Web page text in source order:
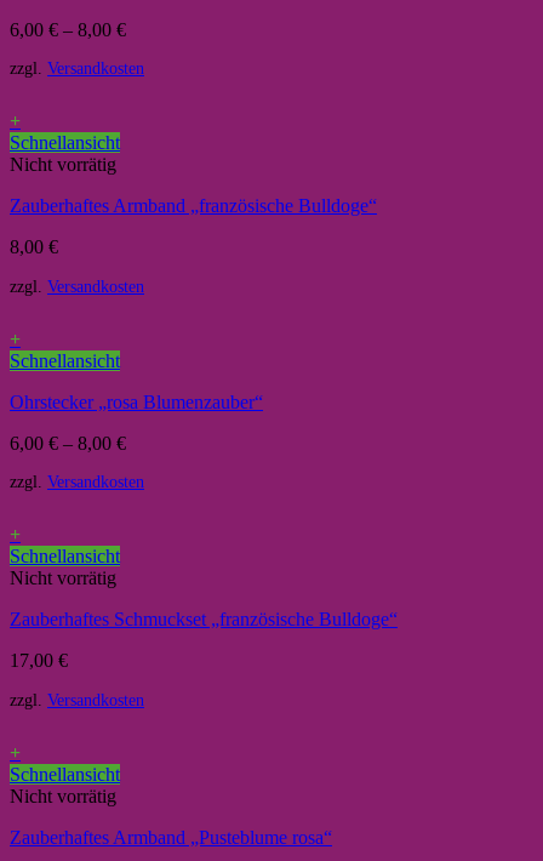
6,00 € – 8,00 €
zzgl. Versandkosten
+
Schnellansicht
Nicht vorrätig
Zauberhaftes Armband „französische Bulldoge“
8,00 €
zzgl. Versandkosten
+
Schnellansicht
Ohrstecker „rosa Blumenzauber“
6,00 € – 8,00 €
zzgl. Versandkosten
+
Schnellansicht
Nicht vorrätig
Zauberhaftes Schmuckset „französische Bulldoge“
17,00 €
zzgl. Versandkosten
+
Schnellansicht
Nicht vorrätig
Zauberhaftes Armband „Pusteblume rosa“